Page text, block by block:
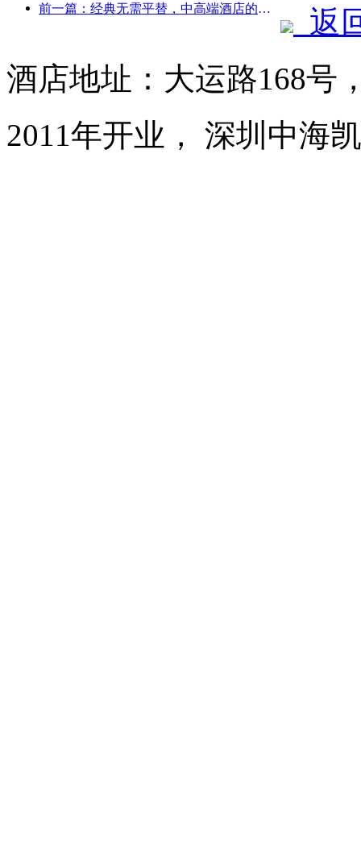
前一篇：经典无需平替，中高端酒店的新经典叙事
返
酒店地址：大运路168号
2011年开业， 深圳中